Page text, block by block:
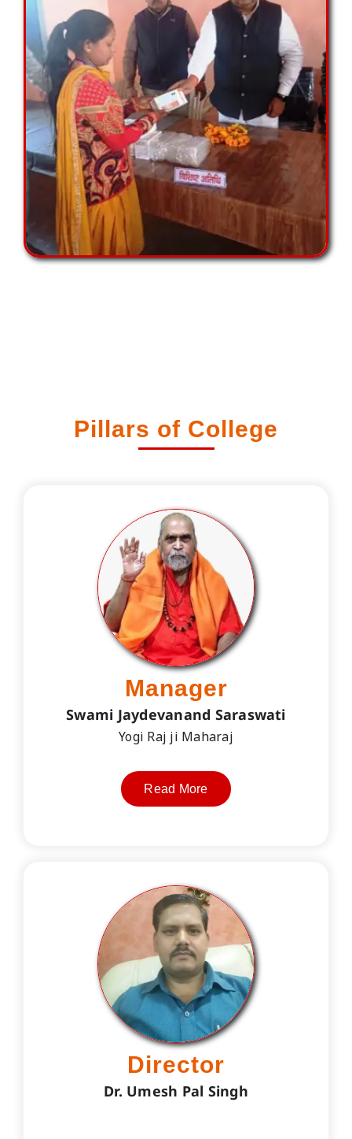
Pillars of College
Manager
Swami Jaydevanand Saraswati
Yogi Raj ji Maharaj
Read More
Director
Dr. Umesh Pal Singh